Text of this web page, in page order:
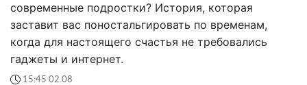
современные подростки? История, которая
заставит вас поностальгировать по временам,
когда для настоящего счастья не требовались
гаджеты и интернет.
15:45 02.08